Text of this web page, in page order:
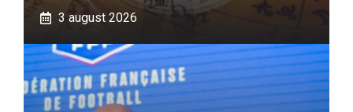
3 august 2026